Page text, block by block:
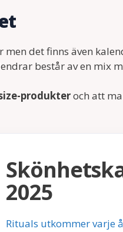
det finns även
består av en mix
produkteroch att
2025
Rituals utkommer varje